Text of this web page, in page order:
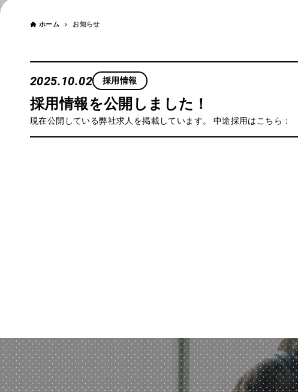
NEWS
ホーム お知らせ
2025.10.02 採用情報
採用情報を公開しました！
現在公開している弊社求人を掲載しています。 中途採用はこちら